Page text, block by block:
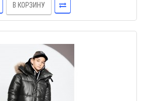
В КОРЗИНУ